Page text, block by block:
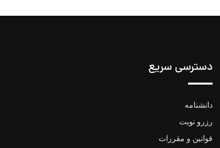
دسترسی سریع
دانشنامه
رزرو نوبت
قوانین و مقررات